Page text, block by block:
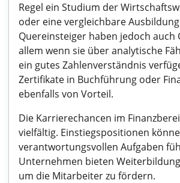
Regel ein Studium der
oder eine vergleichbare
Quereinsteiger haben jedoch auch
allem wenn sie über analytische
ein gutes Zahlenverständnis
Zertifikate in Buchführung oder
ebenfalls von Vorteil.
Die Karrierechancen im
vielfältig. Einstiegspositionen
verantwortungsvollen Aufgaben
Unternehmen bieten
um die Mitarbeiter zu fördern.